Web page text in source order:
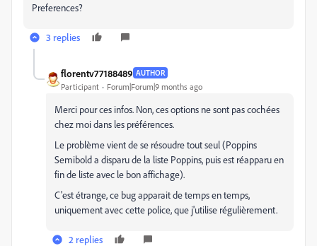
Preferences?
3 replies
florentv77188489 AUTHOR
Participant Forum|Forum|9 months ago
Merci pour ces infos. Non, ces options ne sont pas cochées
chez moi dans les préférences.
Le problème vient de se résoudre tout seul (Poppins
Semibold a disparu de la liste Poppins, puis est réapparu en
fin de liste avec le bon affichage).
C'est étrange, ce bug apparait de temps en temps,
uniquement avec cette police, que j'utilise régulièrement.
2 replies